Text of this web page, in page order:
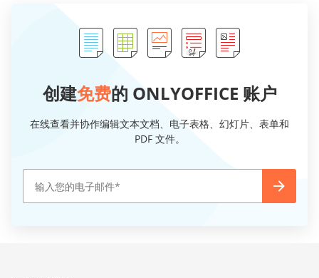
创建免费的 ONLYOFFICE 账户
在线查看并协作编辑文本文档、电子表格、幻灯片、表单和
PDF 文件。